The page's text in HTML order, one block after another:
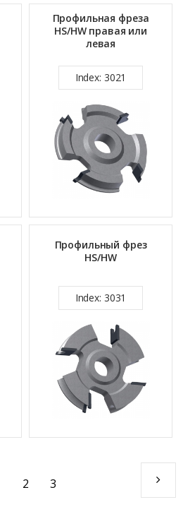
Профильная фреза
HS/HW правая или
левая
Index: 3021
Профильный фрез
HS/HW
Index: 3031
2
3